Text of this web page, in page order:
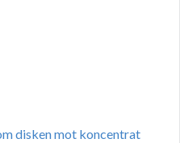
disken mot koncentrat